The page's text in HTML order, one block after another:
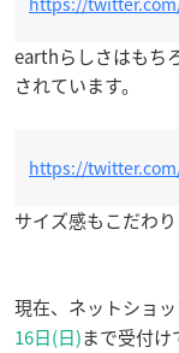
earthらしさはもち
されています。
https://
サイズ感もこだわり
現在、ネットショ
16日(日)まで受付け